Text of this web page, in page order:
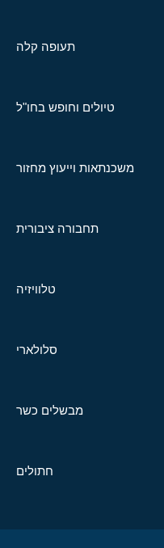
תעופה קלה
טיולים וחופש בחו"ל
משכנתאות וייעוץ מחזור
תחבורה ציבורית
טלוויזיה
סלולארי
מבשלים כשר
חתולים